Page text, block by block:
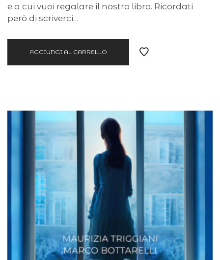
e a cui vuoi regalare il nostro libro. Ricordati
però di scriverci…
AGGIUNGI AL CARRELLO